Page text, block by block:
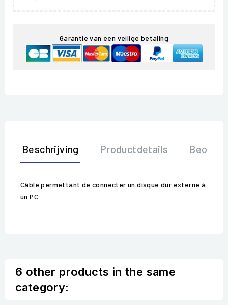
Garantie van een veilige betaling
Beschrijving Productdetails
Câble permettant de connecter un disque dur externe à
un PC.
6 other products in the same
category: